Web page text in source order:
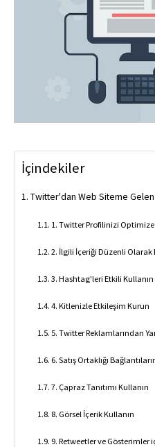
İçindekiler
Twitter'dan Web Siteme Gelen
1. Twitter Profilinizi Optimize
2. İlgili İçeriği Düzenli Olarak
3. Hashtag'leri Etkili Kullanın
4. Kitlenizle Etkileşim Kurun
5. Twitter Reklamlarından
6. Satış Ortaklığı
7. Çapraz Tanıtımı Kullanın
8. Görsel İçerik Kullanın
9. Retweetler ve Gösterimler